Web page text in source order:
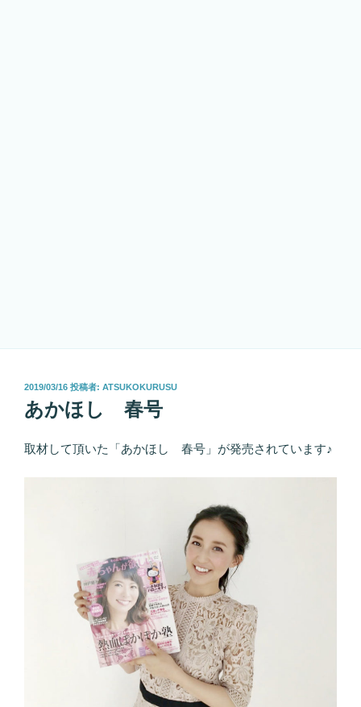
投
稿
日:
2019/03/16 投稿者: ATSUKOKURUSU
あかほし 春号
取材して頂いた「あかほし 春号」が発売されています♪